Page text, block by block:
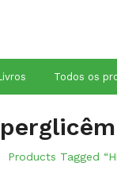
Todos os
Products Tagged